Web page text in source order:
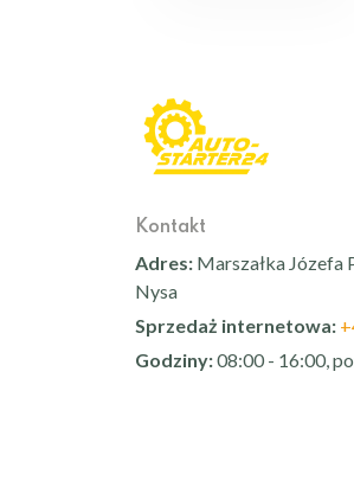
Kontakt
Adres: Marszałka Józefa
Nysa
Sprzedaż internetowa:
Godziny:08:00 - 16:00,